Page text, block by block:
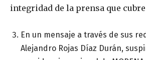
integridad de la prensa que
En un mensaje a través de sus
Alejandro Rojas Díaz Durán,